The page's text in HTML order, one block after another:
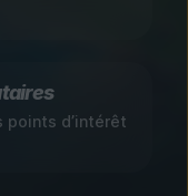
points d’intérêt